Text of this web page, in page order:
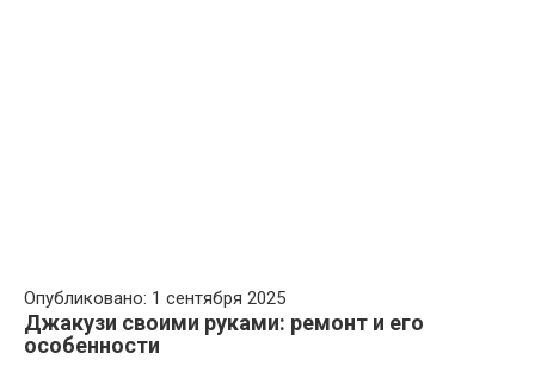
Опубликовано: 1 сентября 2025
Джакузи своими руками: ремонт и его
особенности